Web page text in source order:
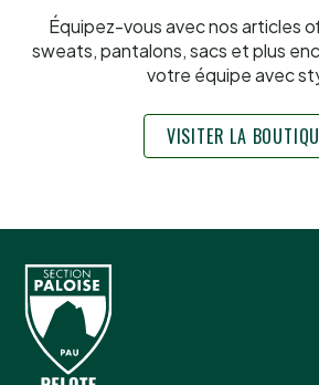
Équipez-vous avec nos articles
sweats, pantalons, sacs et plus
votre équipe avec
VISITER LA